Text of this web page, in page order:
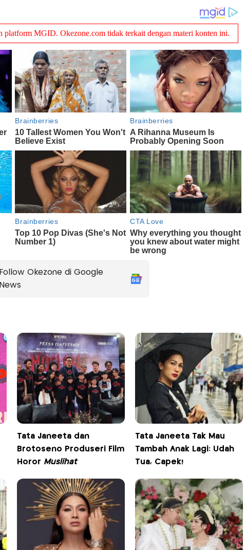
Follow Okezone di Google
News
Tata Janeeta dan
Brotoseno Produseri Film
Horor Muslihat
Tata Janeeta Tak Mau
Tambah Anak Lagi: Udah
Tua, Capek!